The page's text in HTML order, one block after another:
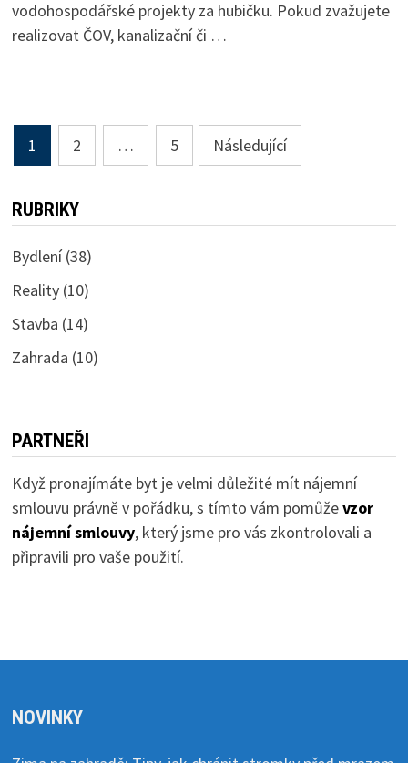
vodohospodářské projekty za hubičku. Pokud zvažujete
realizovat ČOV, kanalizační či …
Stránkování
příspěvků
1 2 … 5 Následující
RUBRIKY
Bydlení(38)
Reality(10)
Stavba (14)
Zahrada (10)
PARTNEŘI
Když pronajímáte byt je velmi důležité mít nájemní
smlouvu právně v pořádku, s tímto vám pomůževzor
nájemní smlouvy, který jsme pro vás zkontrolovali a
připravili pro vaše použití.
NOVINKY